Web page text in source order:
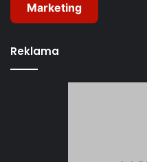
Marketing
Reklama